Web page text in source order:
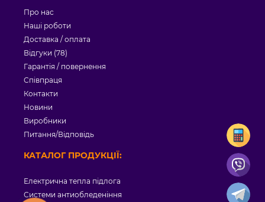
Про нас
Наші роботи
Доставка / оплата
Відгуки (78)
Гарантія / повернення
Співпраця
Контакти
Новини
Виробники
Питання/Відповідь
КАТАЛОГ ПРОДУКЦІЇ:
Електрична тепла підлога
Системи антиобледеніння